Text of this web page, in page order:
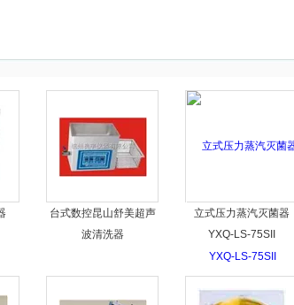
台式数控昆山舒美超声
波清洗器
立式压力蒸汽灭菌器
YXQ-LS-75SII